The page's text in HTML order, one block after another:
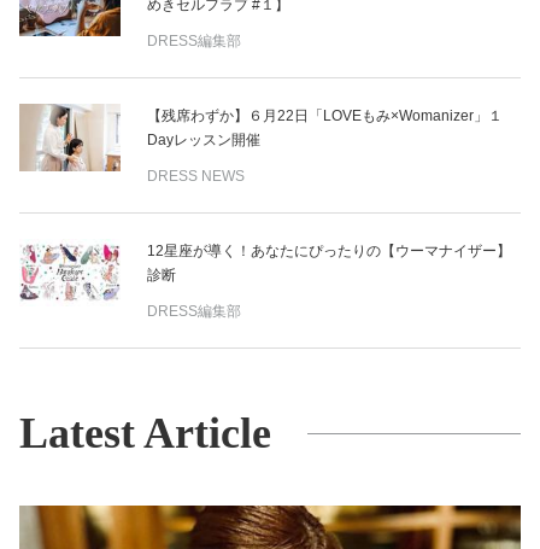
めきセルフラブ #１】
DRESS編集部
【残席わずか】６月22日「LOVEもみ×Womanizer」１
Dayレッスン開催
DRESS NEWS
12星座が導く！あなたにぴったりの【ウーマナイザー】
診断
DRESS編集部
Latest Article